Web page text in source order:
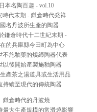
日本名陶百趣 - vol.10
時代末期 - 鎌倉時代発祥
名丹波所生產的陶器
鎌倉時代十二世紀末期 -
的兵庫縣今田町為中心
不施釉藥的燒締陶器代表
以後開始產製施釉陶器
產茶之湯道具或生活用品
持續至現代的傳統陶器
鎌倉時代的丹波燒
最大生產規模的常滑燒影響